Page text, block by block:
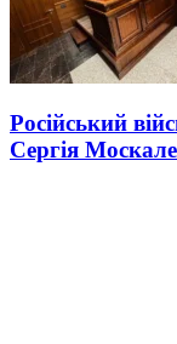
Російський
Сергія